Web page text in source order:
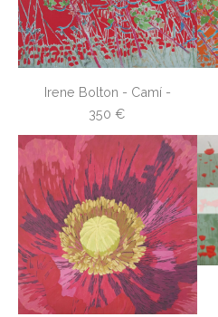
Irene Bolton - Camí -
350 €